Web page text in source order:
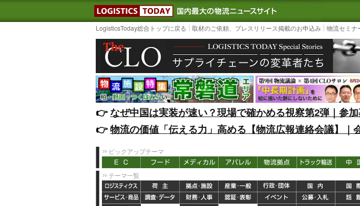
LOGISTICS TODAY｜国内最大の物流ニュースサイ
3PL,
LogisticsToday総合トップに戻る 取材のご依頼、プレスリリース掲載のお申込み 物流セミナ
👉️なぜ中国は実装が速い？現場で確かめる視察第2弾｜参
👉️物流の価値「伝える力」高める【物流広報連絡会議】｜
ピックアップテーマ
テーマ一覧